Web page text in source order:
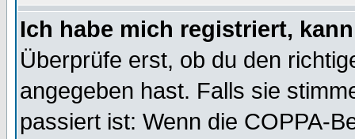
Ich habe mich registriert,
Überprüfe erst, ob du den
angegeben hast. Falls sie
passiert ist: Wenn die COPPA-